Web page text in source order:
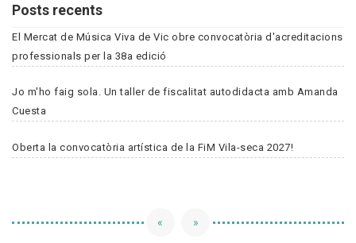
Posts recents
El Mercat de Música Viva de Vic obre convocatòria d'acreditacions
professionals per la 38a edició
Jo m'ho faig sola. Un taller de fiscalitat autodidacta amb Amanda
Cuesta
Oberta la convocatòria artística de la FiM Vila-seca 2027!
« »